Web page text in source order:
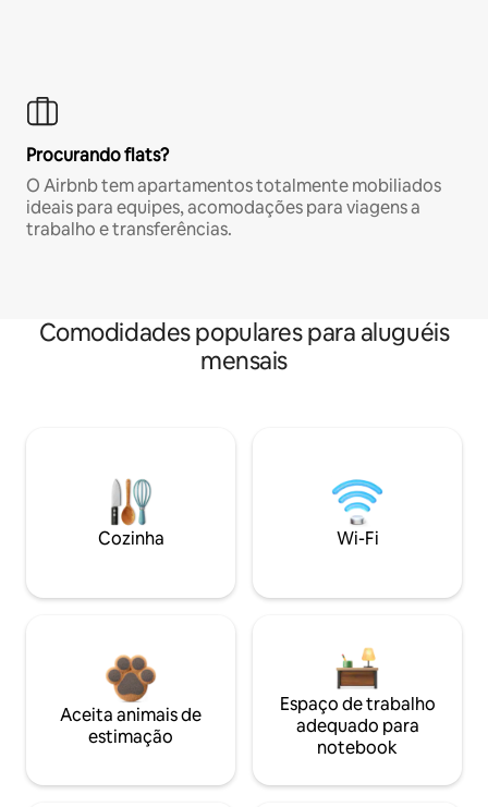
Procurando flats?
O Airbnb tem apartamentos totalmente mobiliados
ideais para equipes, acomodações para viagens a
trabalho e transferências.
Comodidades populares para aluguéis
mensais
Cozinha Wi-Fi
Aceita animais de
estimação
Espaço de trabalho
adequado para
notebook